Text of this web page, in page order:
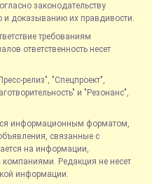
законодательству
доказыванию их правдивости.
требованиям
ответственность несет
релиз", "Спецпроект",
и "Резонанс",
информационным форматом,
связанные с
на информации,
Редакция не несет
информации.